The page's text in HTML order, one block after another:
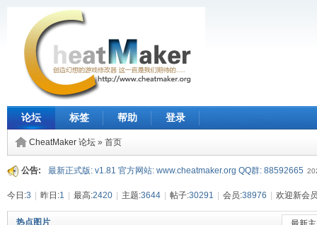
论坛 标签 帮助 登录
CheatMaker 论坛 » 首页
公告: 最新正式版: v1.81 官方网站: www.cheatmaker.org QQ群: 88592665
今日:3 昨日:1 最高:2420 主题:3644 帖子:30291 会员:38976 欢迎新会
热点图片